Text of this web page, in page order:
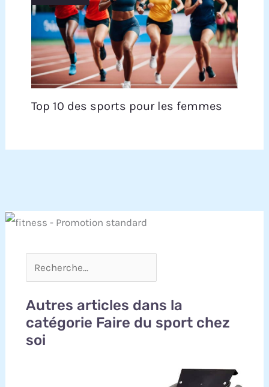
Top 10 des sports pour les femmes
Autres articles dans la
catégorie Faire du sport chez
soi